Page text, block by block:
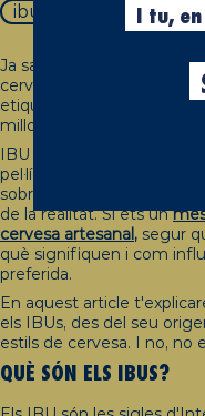
ibu cervesa significat
Ja saps com som els
cerveser o una
etiquetes i noms a tot. I
millor que millor.
IBU sona bé, sona
pel·lícula fantàstica
sobretot si no has sentit
de la realitat. Si ets un
cervesa artesanal, segur
què signifiquen i com
preferida.
En aquest article
els IBUs, des del seu
estils de cervesa. I no, no
QUÈ SÓN ELS IBUS?
I tu,